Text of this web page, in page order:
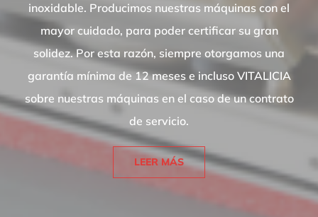
inoxidable. Producimos nuestras máquinas con el
mayor cuidado, para poder certificar su gran
solidez. Por esta razón, siempre otorgamos una
garantía mínima de 12 meses e incluso VITALICIA
sobre nuestras máquinas en el caso de un contrato
de servicio.
LEER MÁS